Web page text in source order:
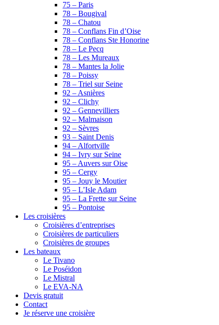
75 – Paris
78 – Bougival
78 – Chatou
78 – Conflans Fin d’Oise
78 – Conflans Ste Honorine
78 – Le Pecq
78 – Les Mureaux
78 – Mantes la Jolie
78 – Poissy
78 – Triel sur Seine
92 – Asnières
92 – Clichy
92 – Gennevilliers
92 – Malmaison
92 – Sèvres
93 – Saint Denis
94 – Alfortville
94 – Ivry sur Seine
95 – Auvers sur Oise
95 – Cergy
95 – Jouy le Moutier
95 – L’Isle Adam
95 – La Frette sur Seine
95 – Pontoise
Les croisières
Croisières d’entreprises
Croisières de particuliers
Croisières de groupes
Les bateaux
Le Tivano
Le Poséidon
Le Mistral
Le EVA-NA
Devis gratuit
Contact
Je réserve une croisière